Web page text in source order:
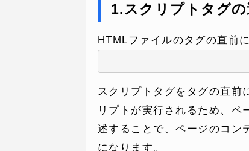
1.スクリプトタグの
HTMLファイルのタグの直前
スクリプトタグをタグの直前
リプトが実行されるため、
述することで、ページのコン
になります。